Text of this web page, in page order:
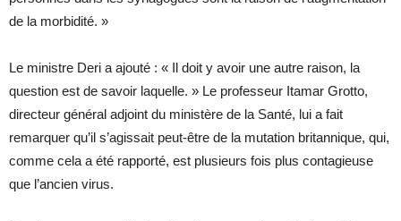
de la morbidité. »
Le ministre Deri a ajouté : « Il doit y avoir une autre raison, la
question est de savoir laquelle. » Le professeur Itamar Grotto,
directeur général adjoint du ministère de la Santé, lui a fait
remarquer qu’il s’agissait peut-être de la mutation britannique, qui,
comme cela a été rapporté, est plusieurs fois plus contagieuse
que l’ancien virus.